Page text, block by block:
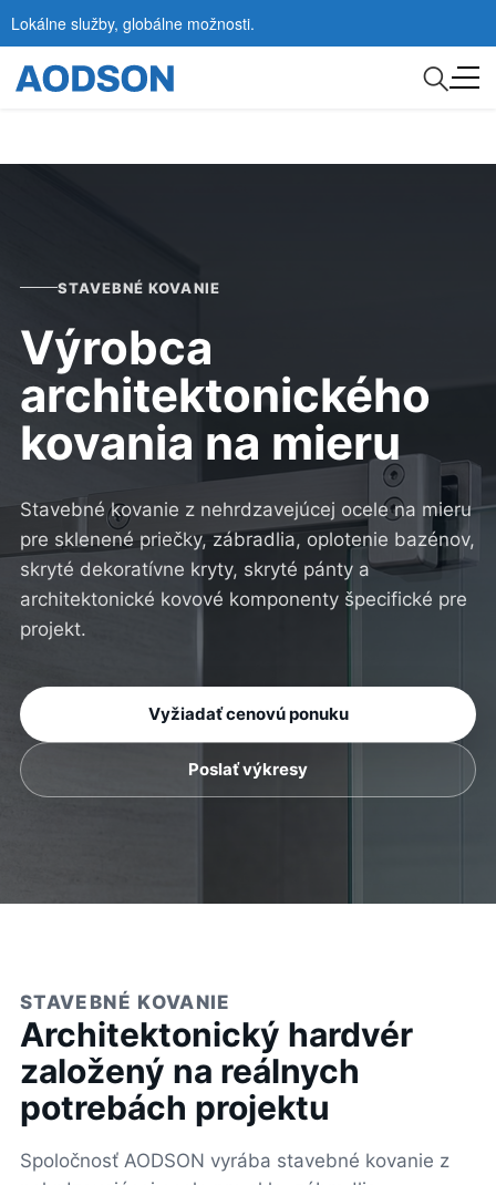
Lokálne služby, globálne možnosti.
STAVEBNÉ KOVANIE
Výrobca
architektonického
kovania na mieru
Stavebné kovanie z nehrdzavejúcej ocele na mieru
pre sklenené priečky, zábradlia, oplotenie bazénov,
skryté dekoratívne kryty, skryté pánty a
architektonické kovové komponenty špecifické pre
projekt.
Vyžiadať cenovú ponuku
Poslať výkresy
STAVEBNÉ KOVANIE
Architektonický hardvér
založený na reálnych
potrebách projektu
Spoločnosť AODSON vyrába stavebné kovanie z